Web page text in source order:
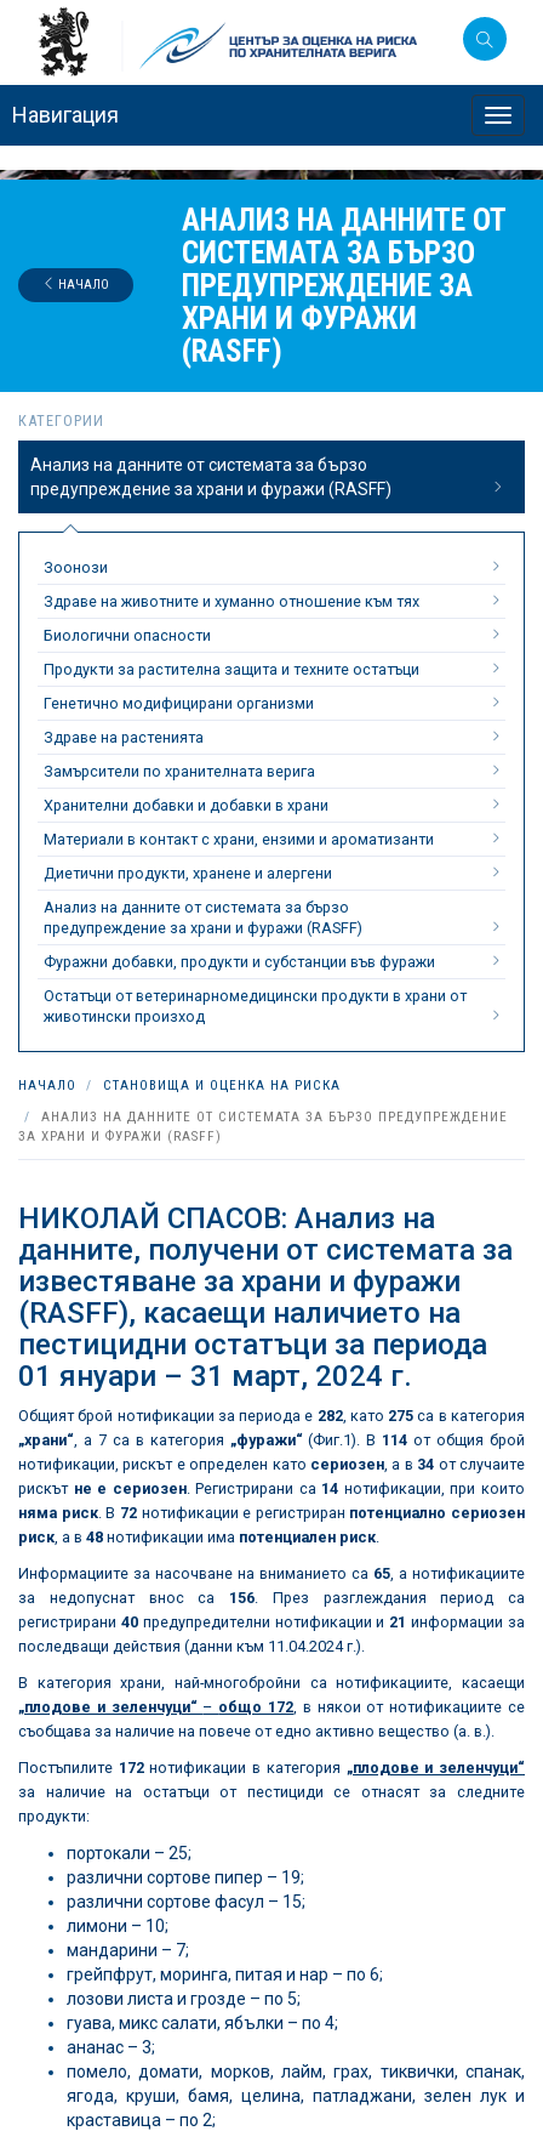
Навигация
АНАЛИЗ НА ДАННИТЕ ОТ
СИСТЕМАТА ЗА БЪРЗО
ПРЕДУПРЕЖДЕНИЕ ЗА
ХРАНИ И ФУРАЖИ
(RASFF)
НАЧАЛО
КАТЕГОРИИ
Анализ на данните от системата за бързо
предупреждение за храни и фуражи (RASFF)
Зоонози
Здраве на животните и хуманно отношение към тях
Биологични опасности
Продукти за растителна защита и техните остатъци
Генетично модифицирани организми
Здраве на растенията
Замърсители по хранителната верига
Хранителни добавки и добавки в храни
Материали в контакт с храни, ензими и ароматизанти
Диетични продукти, хранене и алергени
Анализ на данните от системата за бързо
предупреждение за храни и фуражи (RASFF)
Фуражни добавки, продукти и субстанции във фуражи
Остатъци от ветеринарномедицински продукти в храни от
животински произход
НАЧАЛО
СТАНОВИЩА И ОЦЕНКА НА РИСКА
АНАЛИЗ НА ДАННИТЕ ОТ СИСТЕМАТА ЗА БЪРЗО ПРЕДУПРЕЖДЕНИЕ
ЗА ХРАНИ И ФУРАЖИ (RASFF)
НИКОЛАЙ СПАСОВ: Анализ на
данните, получени от системата за
известяване за храни и фуражи
(RASFF), касаещи наличието на
пестицидни остатъци за периода
01 януари – 31 март, 2024 г.
Общият брой нотификации за периода е 282, като 275 са в категория
„храни“ , а 7 са в категория „фуражи“(Фиг.1). В 114от общия брой
нотификации, рискът е определен като сериозен , а в 34 от случаите
рискът не е сериозен. Регистрирани са 14 нотификации, при които
няма риск. В 72нотификации е регистриран потенциално сериозен
риск , а в 48 нотификации има потенциален риск
Информациите за насочване на вниманието са 65 , а нотификациите
за недопуснат внос са 156 . През разглеждания период са
регистрирани 40предупредителни нотификации и 21 информации за
последващи действия (данни към 11.04.2024 г.).
В категория храни, най-многобройни са нотификациите, касаещи
„плодове и зеленчуци“ – общо 172 , в някои от нотификациите се
съобщава за наличие на повече от едно активно вещество (а. в.).
Постъпилите 172нотификации в категория „плодове и зеленчуци“
за наличие на остатъци от пестициди се отнасят за следните
продукти:
портокали – 25;
различни сортове пипер – 19;
различни сортове фасул – 15;
лимони – 10;
мандарини – 7;
грейпфрут, моринга, питая и нар – по 6;
лозови листа и грозде – по 5;
гуава, микс салати, ябълки – по 4;
ананас – 3;
помело, домати, морков, лайм, грах, тиквички, спанак,
ягода, круши, бамя, целина, патладжани, зелен лук и
краставица – по 2;